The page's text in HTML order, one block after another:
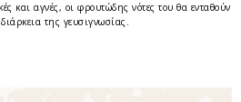
και αγνές, οι φρουτώδης νότες του θα ενταθούν
της γευσιγνωσίας.‎